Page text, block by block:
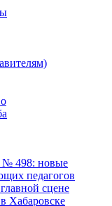
№ 498: новые
педагогов